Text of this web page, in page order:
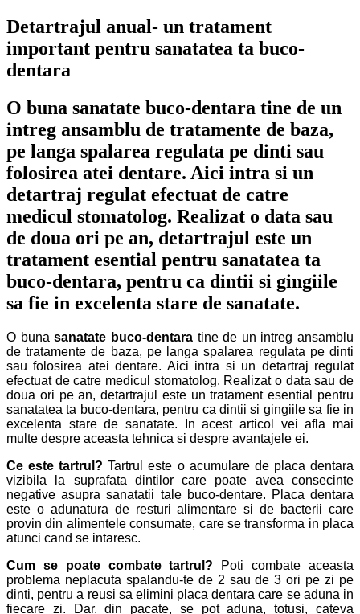
Detartrajul anual- un tratament
important pentru sanatatea ta buco-
dentara
O buna sanatate buco-dentara tine de un
intreg ansamblu de tratamente de baza,
pe langa spalarea regulata pe dinti sau
folosirea atei dentare. Aici intra si un
detartraj regulat efectuat de catre
medicul stomatolog. Realizat o data sau
de doua ori pe an, detartrajul este un
tratament esential pentru sanatatea ta
buco-dentara, pentru ca dintii si gingiile
sa fie in excelenta stare de sanatate.
O bunasanatate buco-dentaratine de un intreg ansamblu
de tratamente de baza, pe langa spalarea regulata pe dinti
sau folosirea atei dentare. Aici intra si un detartraj regulat
efectuat de catre medicul stomatolog. Realizat o data sau de
doua ori pe an, detartrajul este un tratament esential pentru
sanatatea ta buco-dentara, pentru ca dintii si gingiile sa fie in
excelenta stare de sanatate. In acest articol vei afla mai
multe despre aceasta tehnica si despre avantajele ei.
Ce este tartrul? Tartrul este o acumulare de placa dentara
vizibila la suprafata dintilor care poate avea consecinte
negative asupra sanatatii tale buco-dentare. Placa dentara
este o adunatura de resturi alimentare si de bacterii care
provin din alimentele consumate, care se transforma in placa
atunci cand se intaresc.
Cum se poate combate tartrul? Poti combate aceasta
problema neplacuta spalandu-te de 2 sau de 3 ori pe zi pe
dinti, pentru a reusi sa elimini placa dentara care se aduna in
fiecare zi. Dar, din pacate, se pot aduna, totusi, cateva